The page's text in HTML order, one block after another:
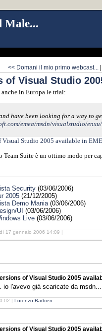
Male...
<< Domani il mio primo webcast... |
of Visual Studio
in Europa le trial:
have been looking for a way to
emea/msdn/visualstudio/
Visual Studio 2005 available in
Suite è un ottimo modo per
Security (03/06/2006)
2005 (21/12/2005)
Demo Mania(03/06/2006)
UI (03/06/2006)
Live (03/06/2006)
17 gennaio 2006 14:09 |
of Visual Studio 2005
io l'avevo già scaricate da msdn...
| Lorenzo Barbieri
of Visual Studio 2005